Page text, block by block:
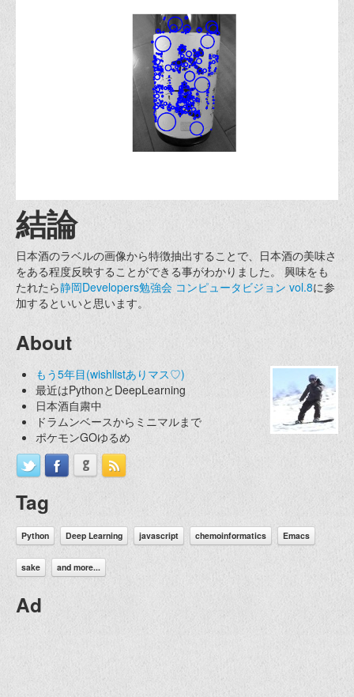
結論
日本酒のラベルの画像から特徴抽出することで、日本酒の美味さ
をある程度反映することができる事がわかりました。 興味をも
たれたら静岡Developers勉強会 コンピュータビジョン vol.8に参
加するといいと思います。
About
もう5年目(wishlistありマス♡)
最近はPythonとDeepLearning
日本酒自粛中
ドラムンベースからミニマルまで
ポケモンGOゆるめ
Tag
Python Deep Learning javascript chemoinformatics Emacs
sake and more...
Ad